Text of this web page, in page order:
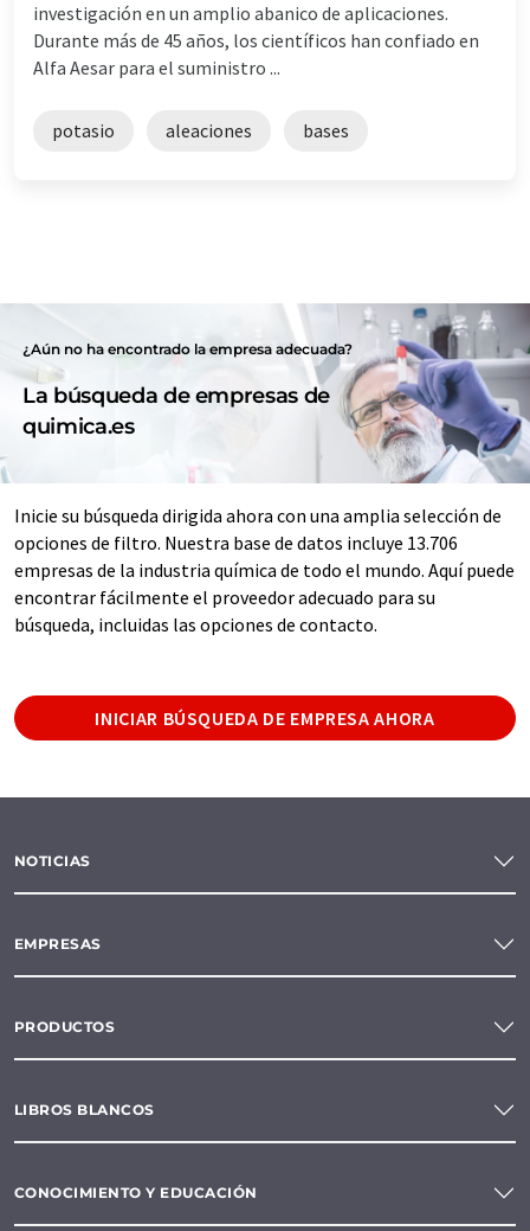
investigación en un amplio abanico de aplicaciones.
Durante más de 45 años, los científicos han confiado en
Alfa Aesar para el suministro ...
potasio aleaciones bases
¿Aún no ha encontrado la empresa adecuada?
La búsqueda de empresas de
quimica.es
Inicie su búsqueda dirigida ahora con una amplia selección de
opciones de filtro. Nuestra base de datos incluye 13.706
empresas de la industria química de todo el mundo. Aquí puede
encontrar fácilmente el proveedor adecuado para su
búsqueda, incluidas las opciones de contacto.
INICIAR BÚSQUEDA DE EMPRESA AHORA
NOTICIAS
EMPRESAS
PRODUCTOS
LIBROS BLANCOS
CONOCIMIENTO Y EDUCACIÓN